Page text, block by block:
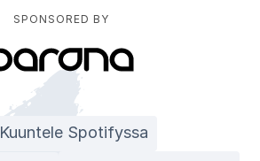
SPONSORED BY
Kuuntele Spotifyssa